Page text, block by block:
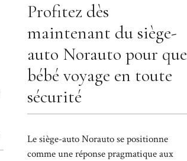
Profitez dès
maintenant du siège-
auto Norauto pour que
bébé voyage en toute
sécurité
Le siège-auto Norauto se positionne
comme une réponse pragmatique aux